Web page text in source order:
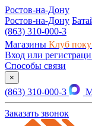
Ростов-на-Дону
Ростов-на-Дону
(863) 310-000-3
Магазины Клуб
Вход или
Способы связи
×
(863) 310-000-3
Заказать звонок